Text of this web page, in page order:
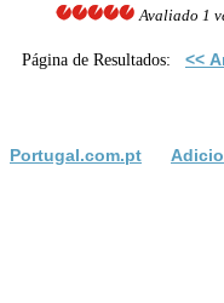
Avaliado 1
Página de Resultados: <<
Portugal.com.pt